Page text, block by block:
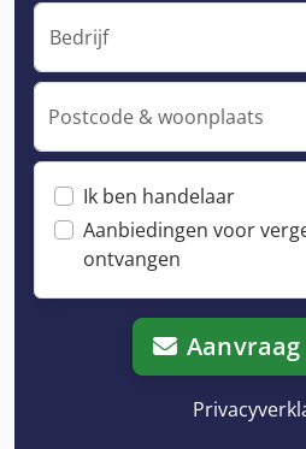
Bedrijf
Postcode & woonplaats
Ik ben handelaar
Aanbiedingen voor
ontvangen